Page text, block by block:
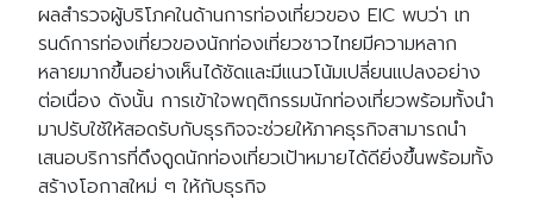
ผลสำรวจผู้บริโภคในด้านการท่องเที่ยวของ EIC พบว่า เท
รนด์การท่องเที่ยวของนักท่องเที่ยวชาวไทยมีความหลาก
หลายมากขึ้นอย่างเห็นได้ชัดและมีแนวโน้มเปลี่ยนแปลงอย่าง
ต่อเนื่อง ดังนั้น การเข้าใจพฤติกรรมนักท่องเที่ยวพร้อมทั้งนำ
มาปรับใช้ให้สอดรับกับธุรกิจจะช่วยให้ภาคธุรกิจสามารถนำ
เสนอบริการที่ดึงดูดนักท่องเที่ยวเป้าหมายได้ดียิ่งขึ้นพร้อมทั้ง
สร้างโอกาสใหม่ ๆ ให้กับธุรกิจ